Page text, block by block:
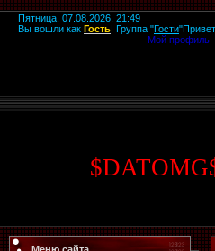
Пятница, 07.08.2026, 21:49
Вы вошли как Гость| Группа "Гости"
Мой профиль
$DATOMG